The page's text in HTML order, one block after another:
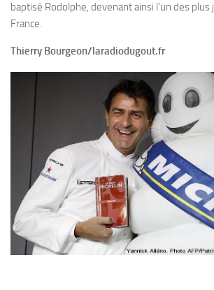
baptisé Rodolphe, devenant ainsi l’un des
France.
Thierry Bourgeon/laradiodugout.fr